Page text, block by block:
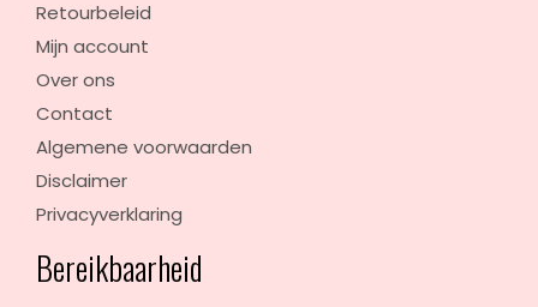
Retourbeleid
Mijn account
Over ons
Contact
Algemene voorwaarden
Disclaimer
Privacyverklaring
Bereikbaarheid